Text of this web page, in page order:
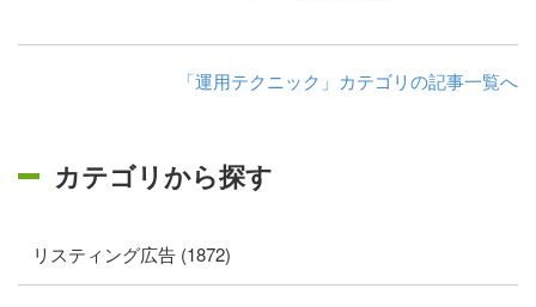
「運用テクニック」カテゴリの記事一覧へ
カテゴリから探す
リスティング広告 (1872)